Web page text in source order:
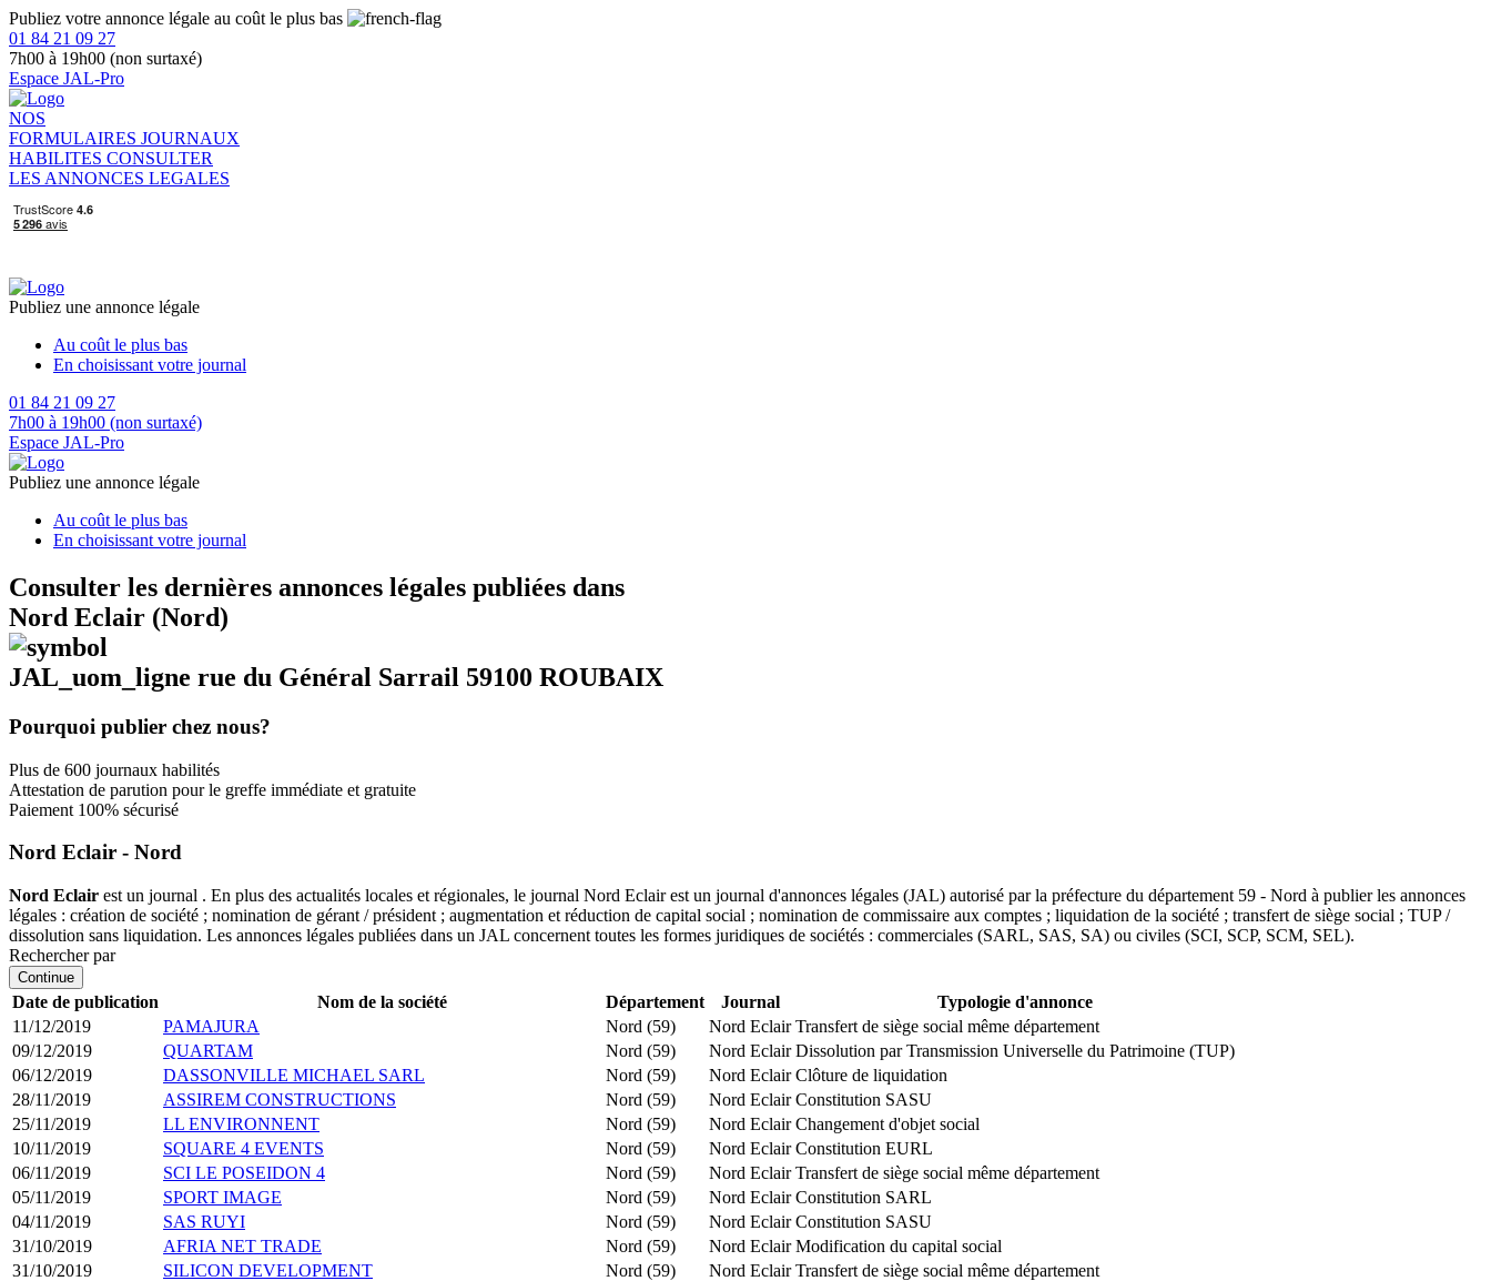
Publiez votre annonce légale au coût le plus bas
01 84 21 09 27
7h00 à 19h00 (non surtaxé)
Espace JAL-Pro
NOS
FORMULAIRES JOURNAUX
HABILITES CONSULTER
LES ANNONCES LEGALES
Publiez une annonce légale
Au coût le plus bas
En choisissant votre journal
01 84 21 09 27
7h00 à 19h00 (non surtaxé)
Espace JAL-Pro
Publiez une annonce légale
Au coût le plus bas
En choisissant votre journal
Consulter les dernières annonces légales publiées dans
Nord Eclair (Nord)
JAL_uom_ligne rue du Général Sarrail 59100 ROUBAIX
Pourquoi publier chez nous?
Plus de 600 journaux habilités
Attestation de parution pour le greffe immédiate et gratuite
Paiement 100% sécurisé
Nord Eclair - Nord
Nord Eclair est un journal . En plus des actualités locales et régionales, le journal Nord Eclair est un journal d'annonces légales (JAL) autorisé par la préfecture du département 59 - Nord à publier les annonces
légales : création de société ; nomination de gérant / président ; augmentation et réduction de capital social ; nomination de commissaire aux comptes ; liquidation de la société ; transfert de siège social ; TUP /
dissolution sans liquidation. Les annonces légales publiées dans un JAL concernent toutes les formes juridiques de sociétés : commerciales (SARL, SAS, SA) ou civiles (SCI, SCP, SCM, SEL).
Rechercher par
Continue
Date de publication Nom de la société Département Journal
Typologie d'annonce
11/12/2019
PAMAJURA Nord (59) Nord Eclair Transfert de siège social même département
09/12/2019
QUARTAM Nord (59) Nord Eclair Dissolution par Transmission Universelle du Patrimoine (TUP)
06/12/2019
DASSONVILLE MICHAEL SARL Nord (59) Nord Eclair Clôture de liquidation
28/11/2019
ASSIREM CONSTRUCTIONS Nord (59) Nord Eclair Constitution SASU
25/11/2019
LL ENVIRONNENT Nord (59) Nord Eclair Changement d'objet social
10/11/2019
SQUARE 4 EVENTS Nord (59) Nord Eclair Constitution EURL
06/11/2019
SCI LE POSEIDON 4 Nord (59) Nord Eclair Transfert de siège social même département
05/11/2019
SPORT IMAGE Nord (59) Nord Eclair Constitution SARL
04/11/2019
SAS RUYI Nord (59) Nord Eclair Constitution SASU
31/10/2019
AFRIA NET TRADE Nord (59) Nord Eclair Modification du capital social
31/10/2019
SILICON DEVELOPMENT Nord (59) Nord Eclair Transfert de siège social même département